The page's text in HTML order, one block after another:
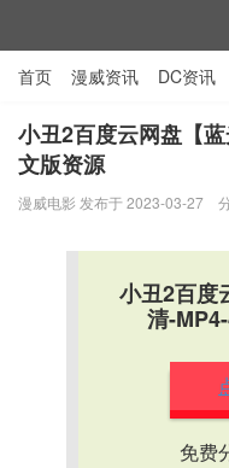
首页 漫威资讯 DC资讯
电视剧资源 漫威图片
小丑2百度云网盘【
文版资源
漫威电影 发布于 2023-03-27
小丑2百度
清-
免费